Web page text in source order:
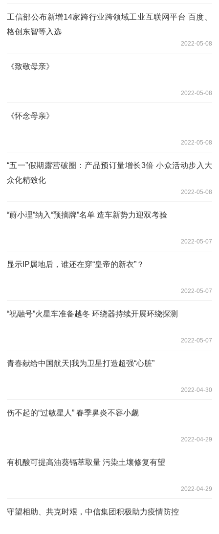
工信部公布新增14家跨行业跨领域工业互联网平台 百度、
格创东智等入选
2022-05-08
《致敬母亲》
2022-05-08
《怀念母亲》
2022-05-08
“五一”假期露营破圈：产品预订量增长3倍 小众活动步入大
众化精致化
2022-05-08
“蔚小理”纳入“预摘牌”名单 造车新势力迎双考验
2022-05-07
显示IP属地后，谁还在穿“皇帝的新衣”？
2022-05-07
“祝融号”火星车准备越冬 环绕器持续开展环绕探测
2022-05-07
青春献给中国航天|我为卫星打造超强“心脏”
2022-04-30
伤不起的“过敏星人” 春季鼻炎不容小觑
2022-04-29
有机酸可提高油葵镉萃取量 污染土壤修复有望
2022-04-29
守望相助、共克时艰，中信集团积极助力疫情防控